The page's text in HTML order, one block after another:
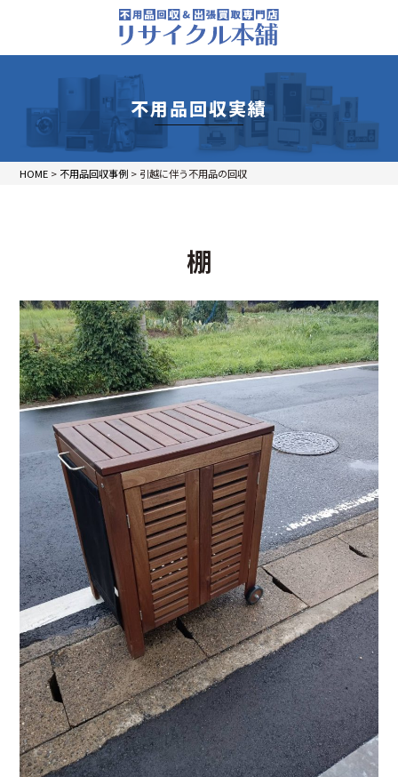
不用品回収実績
HOME > 不用品回収事例 > 引越に伴う不用品の回収
棚